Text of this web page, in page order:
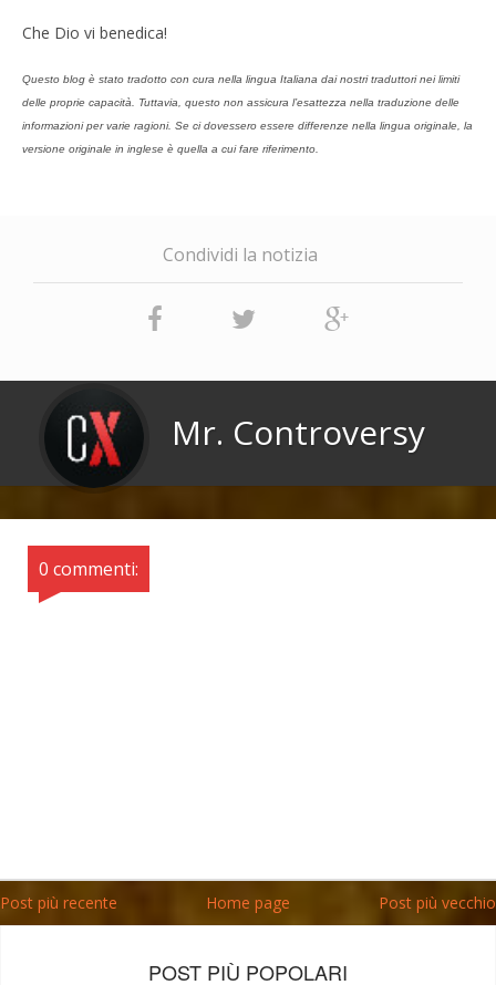
Che Dio vi benedica!
Questo blog è stato tradotto con cura nella lingua Italiana dai nostri traduttori nei limiti
delle proprie capacità. Tuttavia, questo non assicura l’esattezza nella traduzione delle
informazioni per varie ragioni. Se ci dovessero essere differenze nella lingua originale, la
versione originale in inglese è quella a cui fare riferimento.
Condividi la notizia
Mr. Controversy
0 commenti:
Post più recente Home page Post più vecchio
POST PIÙ POPOLARI